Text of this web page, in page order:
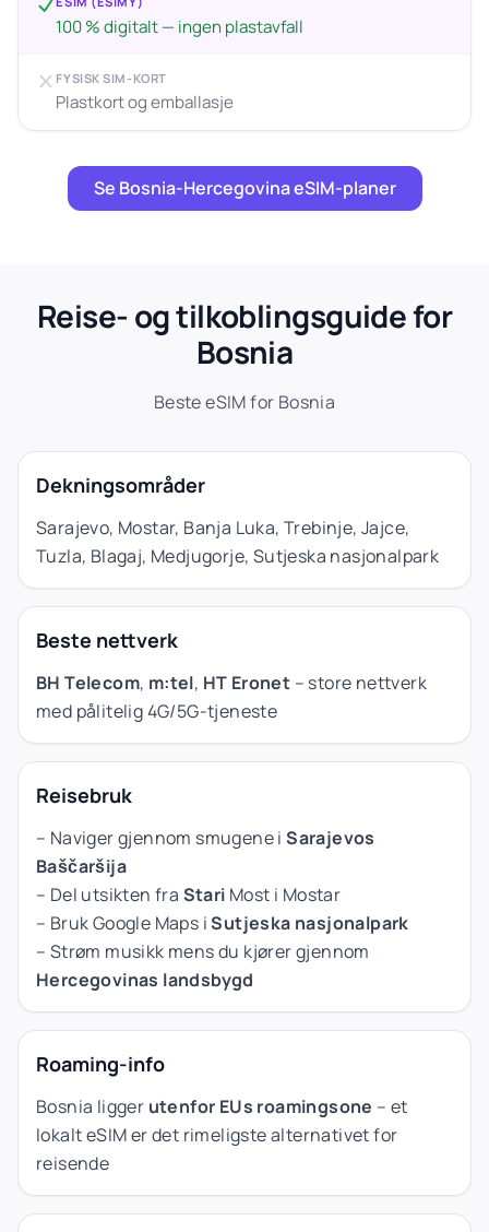
100 % digitalt — ingen plastavfall
FYSISK SIM-KORT
Plastkort og emballasje
Se Bosnia-Hercegovina eSIM-planer
Reise- og tilkoblingsguide for
Bosnia
Beste eSIM for Bosnia
Dekningsområder
Sarajevo, Mostar, Banja Luka, Trebinje, Jajce,
Tuzla, Blagaj, Medjugorje, Sutjeska nasjonalpark
Beste nettverk
BH Telecom, m:tel, HT Eronet – store nettverk
med pålitelig 4G/5G-tjeneste
Reisebruk
– Naviger gjennom smugene iSarajevos
Baščaršija
– Del utsikten fra Stari Most i Mostar
– Bruk Google Maps iSutjeska nasjonalpark
– Strøm musikk mens du kjører gjennom
Hercegovinas landsbygd
Roaming-info
Bosnia ligger utenfor EUs roamingsone – et
lokalt eSIM er det rimeligste alternativet for
reisende